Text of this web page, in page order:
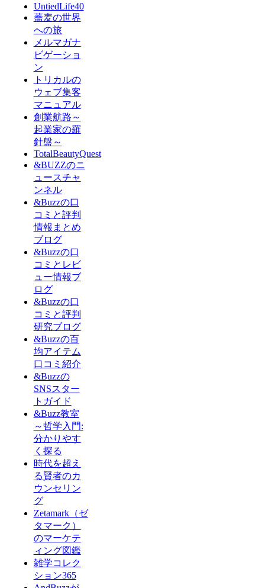
UntiedLife40
蕎麦の世界
への旅
メルマガナ
ビゲーショ
ン
トリカルの
ウェブ集客
マニュアル
創業航路～
起業家の羅
針盤～
TotalBeautyQuest
&BUZZのニ
ュースチャ
ンネル
&Buzzの口
コミと評判
情報まとめ
ブログ
&Buzzの口
コミとレビ
ュー情報ブ
ログ
&Buzzの口
コミと評判
研究ブログ
&Buzzの百
均アイテム
口コミ紹介
&Buzzの
SNSスター
トガイド
&Buzz教室
～哲学入門:
分かりやす
く探る
時代を超え
る賢者のカ
ウンセリン
グ
Zetamark（ゼ
タマーク）
のマーケテ
ィング図鑑
雑学コレク
ション365